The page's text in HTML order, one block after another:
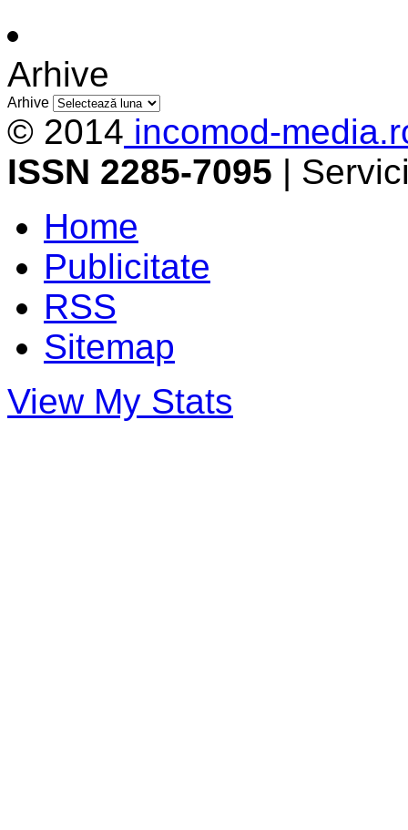
Arhive
Arhive
© 2014 incomod-
ISSN 2285-7095 |
Home
Publicitate
RSS
Sitemap
View My Stats